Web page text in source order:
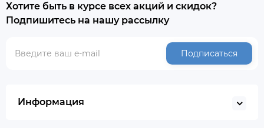
Хотите быть в курсе всех акций и скидок?
Подпишитесь на нашу рассылку
Подписаться
Информация